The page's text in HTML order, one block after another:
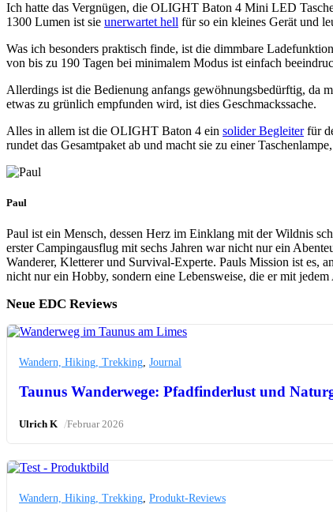
Ich hatte das Vergnügen, die OLIGHT Baton 4 Mini LED
1300 Lumen ist sie unerwartet hell für so ein kleines Gerät und
Was ich besonders praktisch finde, ist die dimmbare
von bis zu 190 Tagen bei minimalem Modus ist einfach
Allerdings ist die Bedienung anfangs gewöhnungsbedürftig, da
etwas zu grünlich empfunden wird, ist dies Geschmackssache.
Alles in allem ist die OLIGHT Baton 4 ein solider Begleiterfür
rundet das Gesamtpaket ab und macht sie zu einer
Paul
Paul ist ein Mensch, dessen Herz im Einklang mit der Wildnis
erster Campingausflug mit sechs Jahren war nicht nur ein
Wanderer, Kletterer und Survival-Experte. Pauls Mission ist es,
nicht nur ein Hobby, sondern eine Lebensweise, die er mit
Neue EDC Reviews
Wandern, Hiking, Trekking Journal
Taunus Wanderwege: Pfadfinderlust und
Ulrich K /Februar 2026
Wandern, Hiking, Trekking Produkt-Reviews